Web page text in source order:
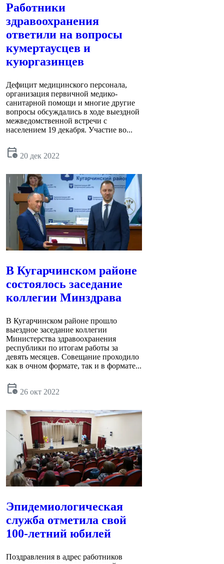
Работники
здравоохранения
ответили на вопросы
кумертаусцев и
куюргазинцев
Дефицит медицинского персонала,
организация первичной медико-
санитарной помощи и многие другие
вопросы обсуждались в ходе выездной
межведомственной встречи с
населением 19 декабря. Участие во...
calendar_clock 20 дек 2022
В Кугарчинском районе
состоялось заседание
коллегии Минздрава
В Кугарчинском районе прошло
выездное заседание коллегии
Министерства здравоохранения
республики по итогам работы за
девять месяцев. Совещание проходило
как в очном формате, так и в формате...
calendar_clock 26 окт 2022
Эпидемиологическая
служба отметила свой
100-летний юбилей
Поздравления в адрес работников